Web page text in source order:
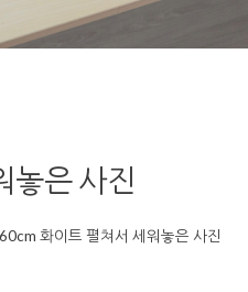
놓은 사진